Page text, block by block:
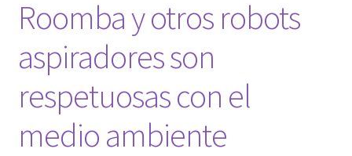
Roomba y otros robots
aspiradores son
respetuosas con el
medio ambiente